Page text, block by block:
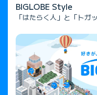
BIGLOBE Style
「はたらく人」と「トガ